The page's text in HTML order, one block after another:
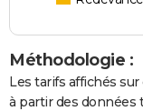
Méthodologie :
Les tarifs affichés
à partir des données